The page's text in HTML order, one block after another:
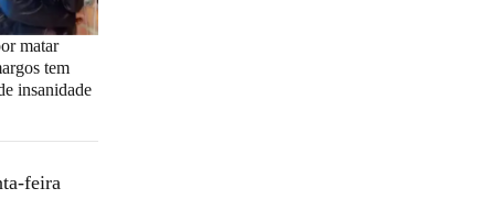
matar
tem
insanidade
feira